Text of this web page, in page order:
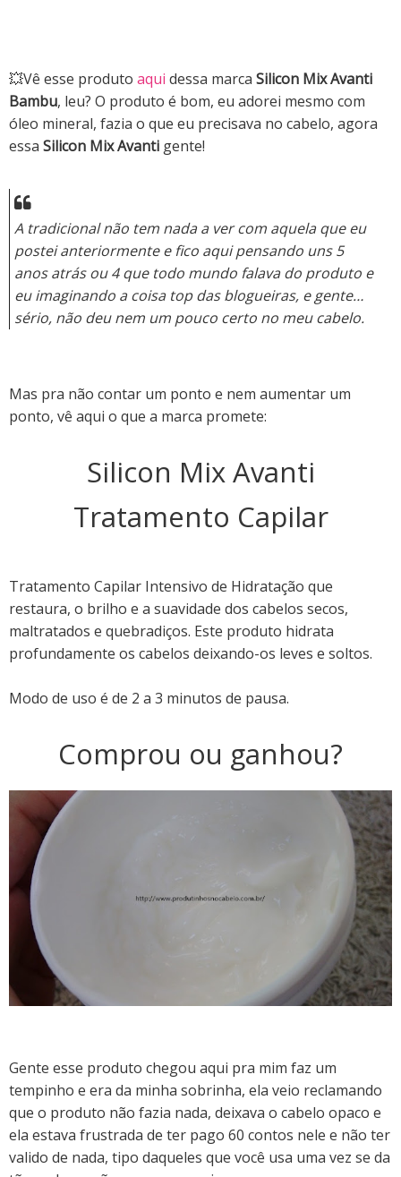
💥Vê esse produto aqui dessa marca Silicon Mix Avanti
Bambu, leu? O produto é bom, eu adorei mesmo com
óleo mineral, fazia o que eu precisava no cabelo, agora
essa Silicon Mix Avanti gente!
A tradicional não tem nada a ver com aquela que eu
postei anteriormente e fico aqui pensando uns 5
anos atrás ou 4 que todo mundo falava do produto e
eu imaginando a coisa top das blogueiras, e gente…
sério, não deu nem um pouco certo no meu cabelo.
Mas pra não contar um ponto e nem aumentar um
ponto, vê aqui o que a marca promete:
Silicon Mix Avanti
Tratamento Capilar
Tratamento Capilar Intensivo de Hidratação que
restaura, o brilho e a suavidade dos cabelos secos,
maltratados e quebradiços. Este produto hidrata
profundamente os cabelos deixando-os leves e soltos.
Modo de uso é de 2 a 3 minutos de pausa.
Comprou ou ganhou?
Gente esse produto chegou aqui pra mim faz um
tempinho e era da minha sobrinha, ela veio reclamando
que o produto não fazia nada, deixava o cabelo opaco e
ela estava frustrada de ter pago 60 contos nele e não ter
valido de nada, tipo daqueles que você usa uma vez se da